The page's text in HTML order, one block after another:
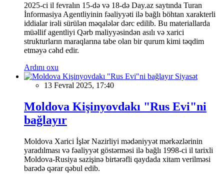
2025-ci il fevralın 15-də və 18-də Day.az saytında Turan
İnformasiya Agentliyinin fəaliyyəti ilə bağlı böhtan xarakterli
iddialar irəli sürülən məqalələr dərc edilib. Bu materiallarda
müəllif agentliyi Qərb maliyyəsindən asılı və xarici
strukturların maraqlarına tabe olan bir qurum kimi təqdim
etməyə cəhd edir.
Ardını oxu
Siyasət
13 Fevral 2025, 17:40
Moldova Kişinyovdakı "Rus Evi"ni
bağlayır
Moldova Xarici İşlər Nazirliyi mədəniyyət mərkəzlərinin
yaradılması və fəaliyyət göstərməsi ilə bağlı 1998-ci il tarixli
Moldova-Rusiya sazişinə birtərəfli qaydada xitam verilməsi
barədə qərar qəbul edib.